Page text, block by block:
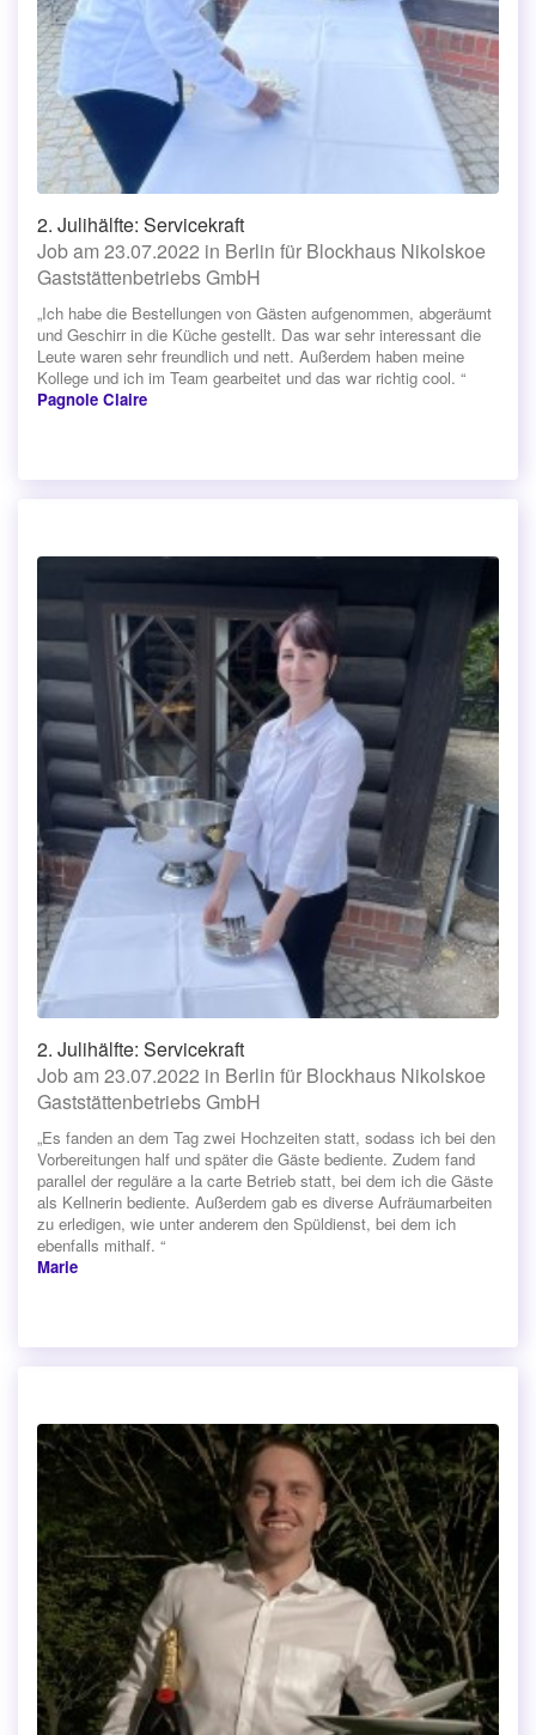
2. Julihälfte: Servicekraft
Job am 23.07.2022 in Berlin für Blockhaus Nikolskoe
Gaststättenbetriebs GmbH
„Ich habe die Bestellungen von Gästen aufgenommen, abgeräumt
und Geschirr in die Küche gestellt. Das war sehr interessant die
Leute waren sehr freundlich und nett. Außerdem haben meine
Kollege und ich im Team gearbeitet und das war richtig cool. “
Pagnole Claire
2. Julihälfte: Servicekraft
Job am 23.07.2022 in Berlin für Blockhaus Nikolskoe
Gaststättenbetriebs GmbH
„Es fanden an dem Tag zwei Hochzeiten statt, sodass ich bei den
Vorbereitungen half und später die Gäste bediente. Zudem fand
parallel der reguläre a la carte Betrieb statt, bei dem ich die Gäste
als Kellnerin bediente. Außerdem gab es diverse Aufräumarbeiten
zu erledigen, wie unter anderem den Spüldienst, bei dem ich
ebenfalls mithalf. “
Marie